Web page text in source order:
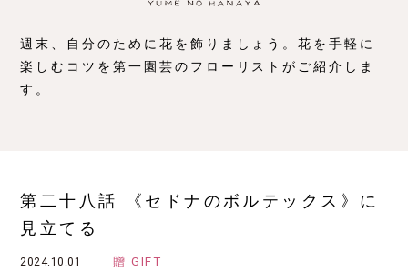
週末、自分のために花を飾りましょう。花を手軽に
楽しむコツを第一園芸のフローリストがご紹介しま
す。
第二十八話 《セドナのボルテックス》に
見立てる
2024.10.01 贈 GIFT